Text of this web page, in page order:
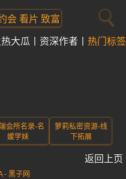
会 看片 致富
大瓜 资深作者 热门标签
会所名录-名
媛学妹
萝莉私密资源-线
下拓展
返回上页
- 黑子网